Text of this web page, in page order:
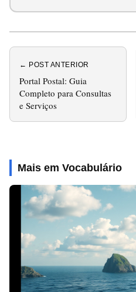
← POST ANTERIOR
Portal Postal: Guia
Completo para Consultas
e Serviços
Mais em Vocabulário